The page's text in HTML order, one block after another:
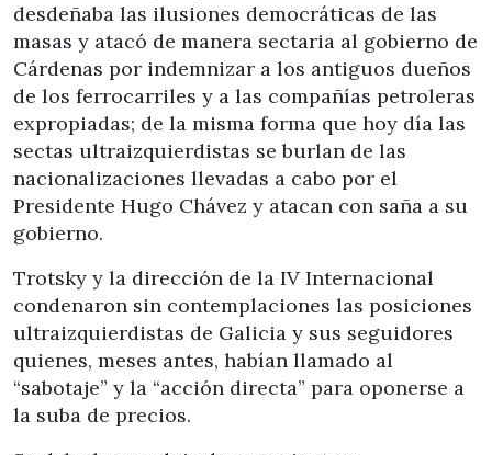
desdeñaba las ilusiones democráticas de las
masas y atacó de manera sectaria al gobierno de
Cárdenas por indemnizar a los antiguos dueños
de los ferrocarriles y a las compañías petroleras
expropiadas; de la misma forma que hoy día las
sectas ultraizquierdistas se burlan de las
nacionalizaciones llevadas a cabo por el
Presidente Hugo Chávez y atacan con saña a su
gobierno.
Trotsky y la dirección de la IV Internacional
condenaron sin contemplaciones las posiciones
ultraizquierdistas de Galicia y sus seguidores
quienes, meses antes, habían llamado al
“sabotaje” y la “acción directa” para oponerse a
la suba de precios.